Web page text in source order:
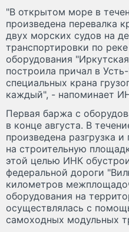
"В открытом море в
произведена перевалка
двух морских судов на
транспортировки по
оборудования
построила причал в
специальных крана
каждый", - напоминает
Первая баржа с
в конце августа. В
произведена разгрузка
на строительную
этой целью ИНК
федеральной дороги
километров
оборудования на
осуществлялась с
самоходных модульных